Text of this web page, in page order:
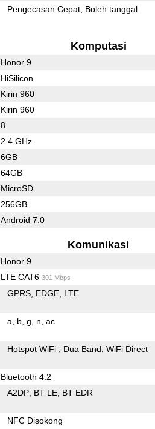
Pengecasan Cepat Boleh tanggal
Komputasi
Honor 9
HiSilicon
Kirin 960
Kirin 960
8
2.4 GHz
6GB
64GB
MicroSD
256GB
Android 7.0
Komunikasi
Honor 9
LTE CAT6 301 Mbps
GPRS EDGE LTE
a b g n ac
Hotspot WiFi Dua Band WiFi Direct
Bluetooth 4.2
A2DP BT LE BT EDR
NFC Disokong